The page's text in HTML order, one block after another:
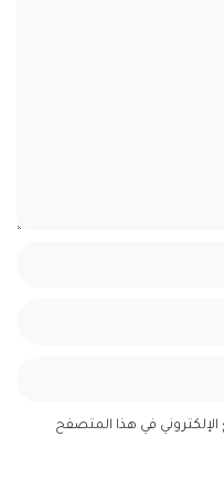
الإلكتروني في هذا المتصفح